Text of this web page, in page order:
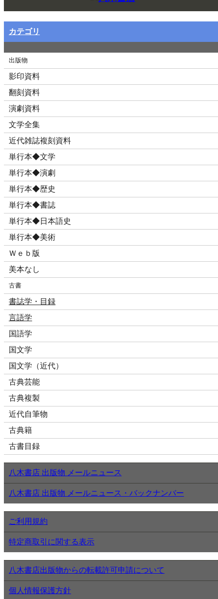
カテゴリ
出版物
影印資料
翻刻資料
演劇資料
文学全集
近代雑誌複刻資料
単行本◆文学
単行本◆演劇
単行本◆歴史
単行本◆書誌
単行本◆日本語史
単行本◆美術
Ｗｅｂ版
美本なし
古書
書誌学・目録
言語学
国語学
国文学
国文学（近代）
古典芸能
古典複製
近代自筆物
古典籍
古書目録
八木書店 出版物 メールニュース
八木書店 出版物 メールニュース・バックナンバー
ご利用規約
特定商取引に関する表示
八木書店出版物からの転載許可申請について
個人情報保護方針